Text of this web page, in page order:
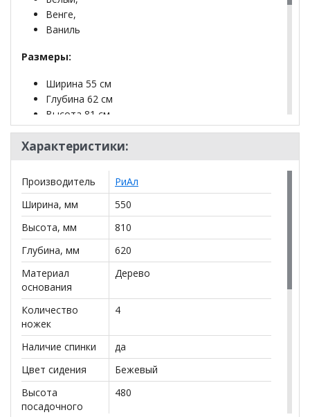
Венге,
Ваниль
Размеры:
Ширина 55 см
Глубина 62 см
Высота 81 см
Глубина ПМ 50 см
Ширина ПМ 45 см
Высота ПМ 48 см
*Дополнительную информацию о том, как купить
Стул "Виола"уточняйте у нашего менеджера по
телефону+79292022735
**Цены на официальном сайте
действительны только для интернет-магазинаи
могут отличаться от цен в розничных магазинах-
салонах сети!
Характеристики:
Производитель
РиАл
Ширина, мм
550
Высота, мм
810
Глубина, мм
620
Материал
основания
Дерево
Количество
ножек
4
Наличие спинки
да
Цвет сидения
Бежевый
Высота
посадочного
480